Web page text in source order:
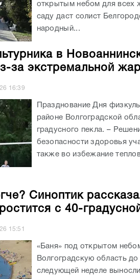
открытым небом для
саду даст солист
народный...
в
за экстремальной
16:39
Празднование Дня
районе Волгоградской
градусного пекла. –
безопасности здоровья
также во избежание
Синоптик
с 40-
15:51
«Баня» под открытом
Волгоградскую область
следующей неделе